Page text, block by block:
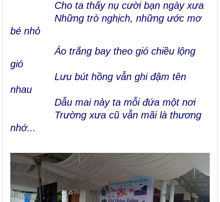
Cho ta thấy nụ cười bạn ngày xưa
Những trò nghịch, những ước mơ
bé nhỏ
Áo trắng bay theo gió chiều lộng
gió
Lưu bút hồng vẫn ghi đậm tên
nhau
Dẫu mai này ta mỗi đứa một nơi
Trường xưa cũ vẫn mãi là thương
nhớ...